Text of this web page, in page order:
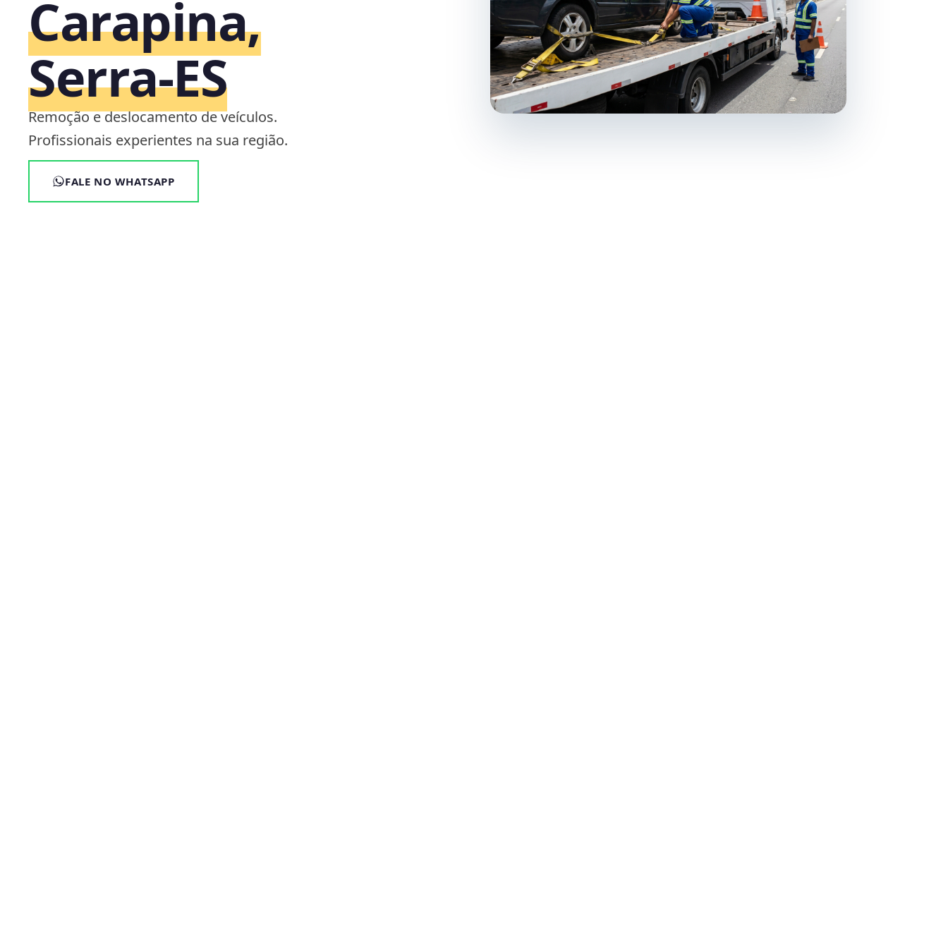
Carapina,
Serra‑ES
Remoção e deslocamento de veículos.
Profissionais experientes na sua região.
FALE NO WHATSAPP